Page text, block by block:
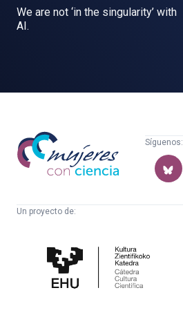
We are not ‘in the singularity’ with
AI.
Mujeres
con
ciencia
Síguenos:
Un proyecto de:
Cultura
Científica